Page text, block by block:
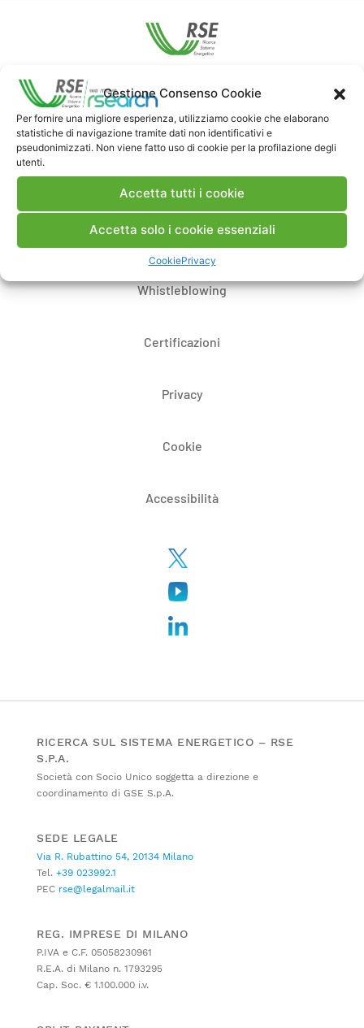
Gestione Consenso Cookie
Per fornire una migliore esperienza, utilizziamo cookie che elaborano
statistiche di navigazione tramite dati non identificativi e
pseudonimizzati. Non viene fatto uso di cookie per la profilazione degli
utenti.
Accetta tutti i cookie
Accetta solo i cookie essenziali
CookiePrivacy
Note Legali
Dove siamo
Bandi di gara e contratti
Whistleblowing
Certificazioni
Privacy
Cookie
Accessibilità
RICERCA SUL SISTEMA ENERGETICO – RSE
S.P.A.
Società con Socio Unico soggetta a direzione e
coordinamento di GSE S.p.A.
SEDE LEGALE
Via R. Rubattino 54, 20134 Milano
Tel. +39 023992.1
PEC rse@legalmail.it
REG. IMPRESE DI MILANO
P.IVA e C.F. 05058230961
R.E.A. di Milano n. 1793295
Cap. Soc. € 1.100.000 i.v.